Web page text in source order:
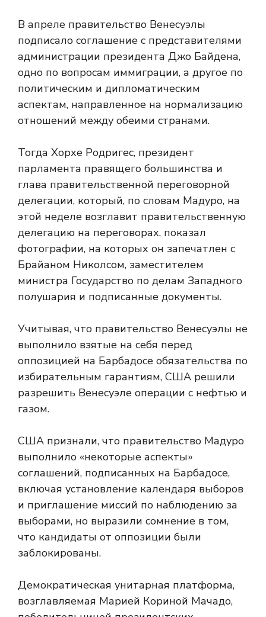
В апреле правительство Венесуэлы
подписало соглашение с представителями
администрации президента Джо Байдена,
одно по вопросам иммиграции, а другое по
политическим и дипломатическим
аспектам, направленное на нормализацию
отношений между обеими странами.
Тогда Хорхе Родригес, президент
парламента правящего большинства и
глава правительственной переговорной
делегации, который, по словам Мадуро, на
этой неделе возглавит правительственную
делегацию на переговорах, показал
фотографии, на которых он запечатлен с
Брайаном Николсом, заместителем
министра Государство по делам Западного
полушария и подписанные документы.
Учитывая, что правительство Венесуэлы не
выполнило взятые на себя перед
оппозицией на Барбадосе обязательства по
избирательным гарантиям, США решили
разрешить Венесуэле операции с нефтью и
газом.
США признали, что правительство Мадуро
выполнило «некоторые аспекты»
соглашений, подписанных на Барбадосе,
включая установление календаря выборов
и приглашение миссий по наблюдению за
выборами, но выразили сомнение в том,
что кандидаты от оппозиции были
заблокированы.
Демократическая унитарная платформа,
возглавляемая Марией Кориной Мачадо,